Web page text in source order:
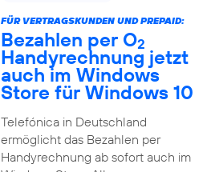
FÜR VERTRAGSKUNDEN UND PREPAID:
Bezahlen per O2
Handyrechnung jetzt
auch im Windows
Store für Windows 10
Telefónica in Deutschland
ermöglicht das Bezahlen per
Handyrechnung ab sofort auch im